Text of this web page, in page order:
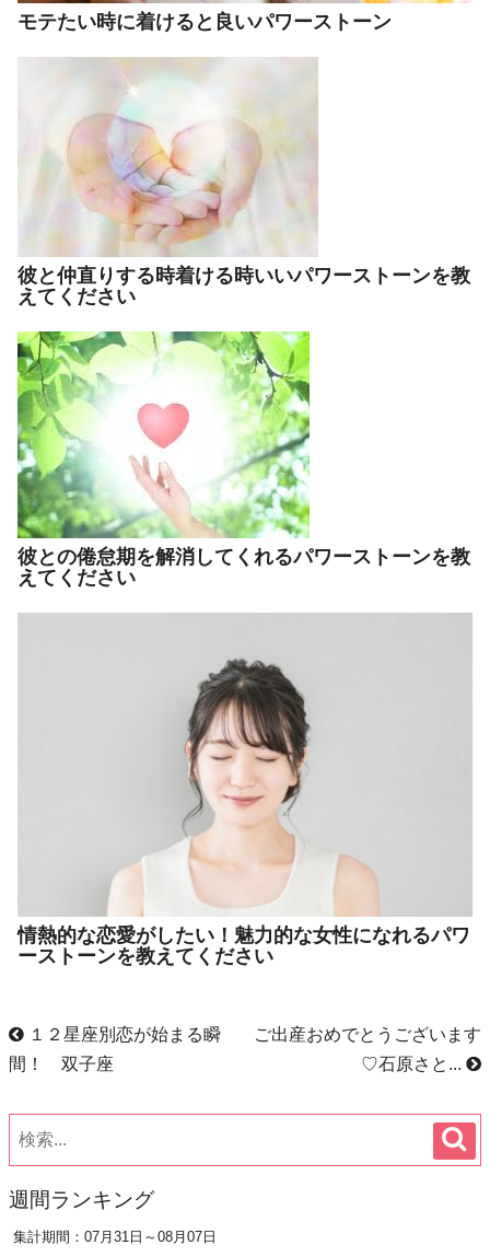
モテたい時に着けると良いパワーストーン
彼と仲直りする時着ける時いいパワーストーンを教
えてください
彼との倦怠期を解消してくれるパワーストーンを教
えてください
情熱的な恋愛がしたい！魅力的な女性になれるパワ
ーストーンを教えてください
１２星座別恋が始まる瞬
間！ 双子座
ご出産おめでとうございます
♡石原さと...
週間ランキング
集計期間：07月31日～08月07日